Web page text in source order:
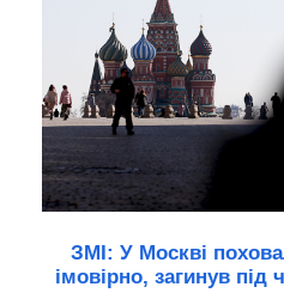
ЗМІ: У Москві
імовірно, загинув під